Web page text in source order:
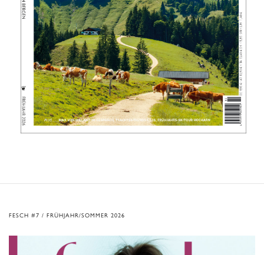
FESCH #7 / FRÜHJAHR/SOMMER 2026